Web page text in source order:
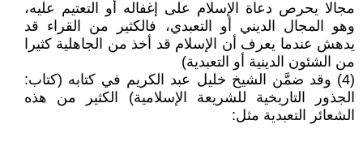
مجالا يحرص دعاة الإسلام على إغفاله أو التعتيم عليه،
وهو المجال الديني أو التعبدي، فالكثير من القراء قد
يدهش عندما يعرف أن الإسلام قد أخذ من الجاهلية كثيرا
من الشئون الدينية أو التعبدية)
(4) وقد ضمَّن الشيخ خليل عبد الكريم في كتابه (كتاب:
الجذور التاريخية للشريعة الإسلامية) الكثير من هذه
الشعائر التعبدية مثل: